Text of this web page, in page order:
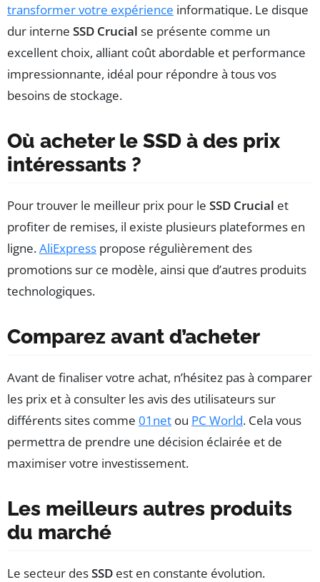
transformer votre expérience informatique. Le disque
dur interne SSD Crucial se présente comme un
excellent choix, alliant coût abordable et performance
impressionnante, idéal pour répondre à tous vos
besoins de stockage.
Où acheter le SSD à des prix
intéressants ?
Pour trouver le meilleur prix pour le SSD Crucial et
profiter de remises, il existe plusieurs plateformes en
ligne.AliExpress propose régulièrement des
promotions sur ce modèle, ainsi que d’autres produits
technologiques.
Comparez avant d’acheter
Avant de finaliser votre achat, n’hésitez pas à comparer
les prix et à consulter les avis des utilisateurs sur
différents sites comme 01net ou PC World. Cela vous
permettra de prendre une décision éclairée et de
maximiser votre investissement.
Les meilleurs autres produits
du marché
Le secteur desSSD est en constante évolution.